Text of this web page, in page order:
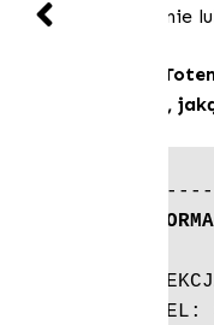
Totem nie
Każdy
materii,